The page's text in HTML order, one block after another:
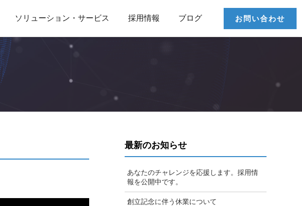
ソリューション・サービス 採用情報 ブログ お問い合わせ
最新のお知らせ
あなたのチャレンジを応援します。採用情
報を公開中です。
創立記念に伴う休業について